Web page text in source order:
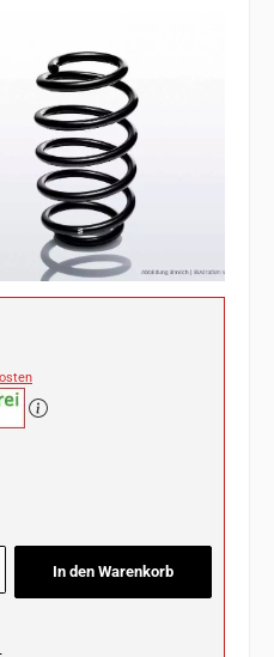
Wert ein oder benutze die Schaltflächen
In den Warenkorb